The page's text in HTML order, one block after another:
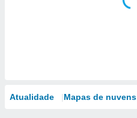
Atualidade Mapas de nuvens